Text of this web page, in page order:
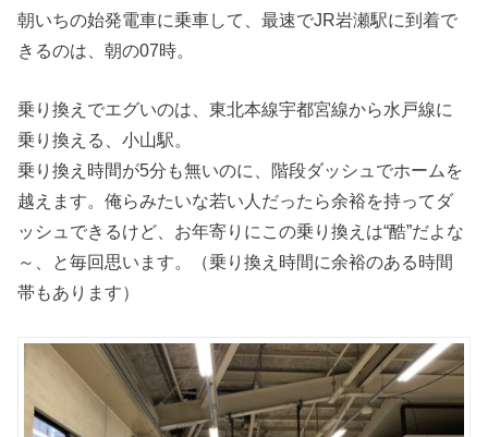
朝いちの始発電車に乗車して、最速でJR岩瀬駅に到着で
きるのは、朝の07時。
乗り換えでエグいのは、東北本線宇都宮線から水戸線に
乗り換える、小山駅。
乗り換え時間が5分も無いのに、階段ダッシュでホームを
越えます。俺らみたいな若い人だったら余裕を持ってダ
ッシュできるけど、お年寄りにこの乗り換えは“酷”だよな
～、と毎回思います。（乗り換え時間に余裕のある時間
帯もあります）